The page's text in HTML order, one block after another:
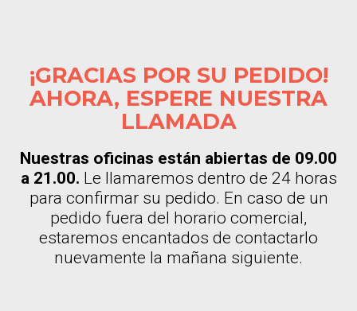
¡GRACIAS POR SU PEDIDO!
AHORA, ESPERE NUESTRA
LLAMADA
Nuestras oficinas están abiertas de 09.00
a 21.00. Le llamaremos dentro de 24 horas
para confirmar su pedido. En caso de un
pedido fuera del horario comercial,
estaremos encantados de contactarlo
nuevamente la mañana siguiente.